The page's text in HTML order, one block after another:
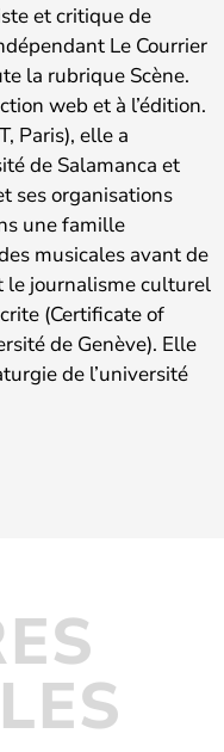
et critique de
Le Courrier
la rubrique Scène.
web et à l’édition.
Paris), elle a
de Salamanca et
ses organisations
une famille
musicales avant de
le journalisme culturel
(Certificate of
de Genève). Elle
de l’université